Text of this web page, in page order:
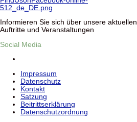
Informieren Sie sich über unsere aktuellen
Auftritte und Veranstaltungen
Social Media
Impressum
Datenschutz
Kontakt
Satzung
Beitrittserklärung
Datenschutzordnung